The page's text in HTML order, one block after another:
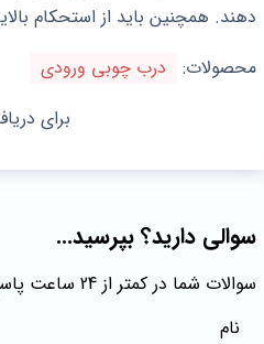
دهند. همچنین باید از استحکام
محصولات:
درب چوبی ورودی
برای
سوالی دارید؟ بپرسید...
سوالات شما در کمتر از 24 ساعت پاسخ داده خواهند شد
نام